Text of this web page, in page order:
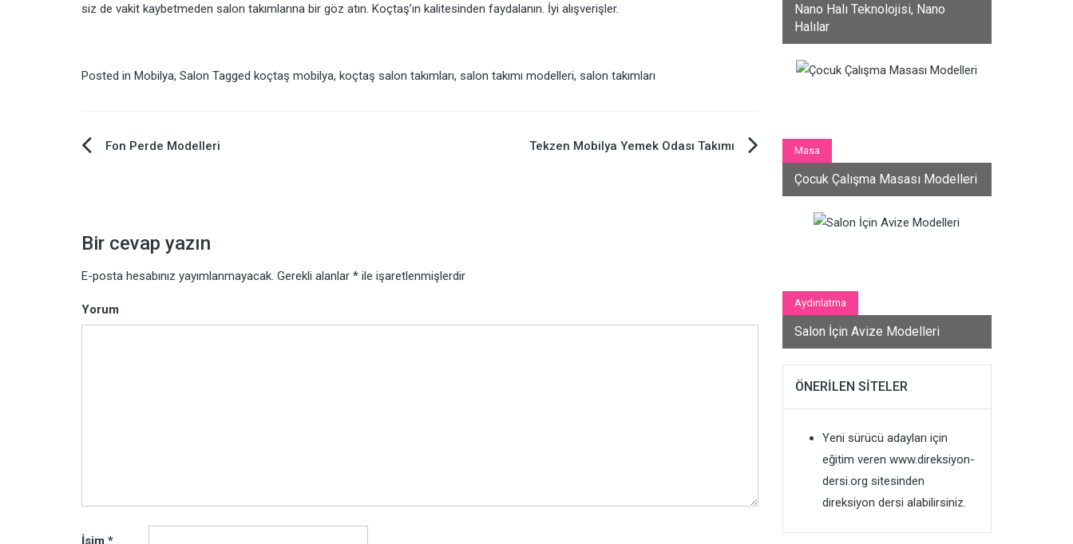
siz de vakit kaybetmeden salon takımlarına bir göz atın. Koçtaş’ın kalitesinden faydalanın. İyi alışverişler.
Posted in Mobilya, Salon Tagged koçtaş mobilya, koçtaş salon takımları, salon takımı modelleri, salon takımları
Fon Perde Modelleri Tekzen Mobilya Yemek Odası Takımı
Bir cevap yazın
E-posta hesabınız yayımlanmayacak. Gerekli alanlar * ile işaretlenmişlerdir
Yorum
İsim *
Nano Halı Teknolojisi, Nano
Halılar
Masa
Çocuk Çalışma Masası Modelleri
Aydınlatma
Salon İçin Avize Modelleri
ÖNERILEN SITELER
Yeni sürücü adayları için
eğitim veren www.direksiyon-
dersi.org sitesinden
direksiyon dersi alabilirsiniz.